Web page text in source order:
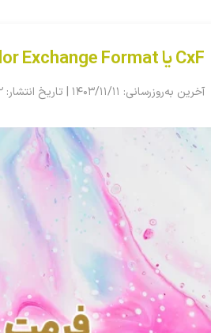
CxF یا Color Exchange Format چیست ؟
آخرین به‌روزرسانی: ۱۴۰۳/۱۱/۱۱ | تاریخ انتشار: ۱۴۰۱/۰۹/۱۲